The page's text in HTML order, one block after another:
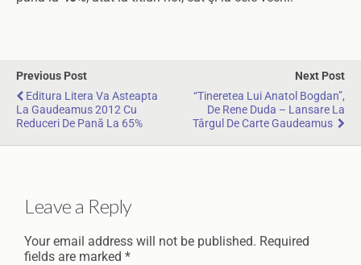
Previous Post
Editura Litera Va Asteapta
La Gaudeamus 2012 Cu
Reduceri De Pană La 65%
Next Post
“Tineretea Lui Anatol Bogdan”,
De Rene Duda – Lansare La
Târgul De Carte Gaudeamus
Leave a Reply
Your email address will not be published. Required
fields are marked *